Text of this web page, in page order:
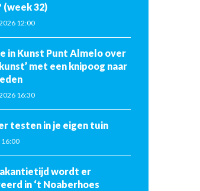
(week 32)
12:00
in Kunst Punt Almelo over
met een knipoog naar
16:30
Zitmaaier testen in je eigen tuin
16:00
wordt er
in ‘t Noaberhoes